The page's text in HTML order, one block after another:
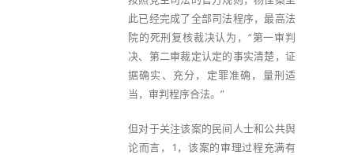
此已经完成了全部司法程序，最高法
院的死刑复核裁决认为，“第一审判
决、第二审裁定认定的事实清楚，证
据确实、充分，定罪准确，量刑适
当，审判程序合法。”
但对于关注该案的民间人士和公共舆
论而言，1，该案的审理过程充满有